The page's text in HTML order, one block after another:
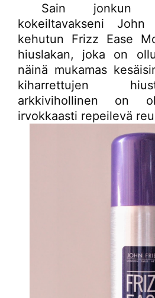
Sain jonkun
kokeiltavakseni
kehutun Frizz Ease
hiuslakan, joka on
näinä mukamas
kiharrettujen
arkkivihollinen on
irvokkaasti repeilevä